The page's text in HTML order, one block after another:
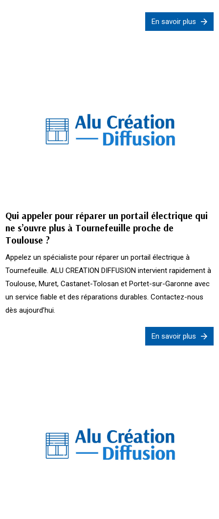
En savoir plus
Qui appeler pour réparer un portail électrique qui
ne s’ouvre plus à Tournefeuille proche de
Toulouse ?
Appelez un spécialiste pour réparer un portail électrique à
Tournefeuille. ALU CREATION DIFFUSION intervient rapidement à
Toulouse, Muret, Castanet-Tolosan et Portet-sur-Garonne avec
un service fiable et des réparations durables. Contactez-nous
dès aujourd’hui.
En savoir plus